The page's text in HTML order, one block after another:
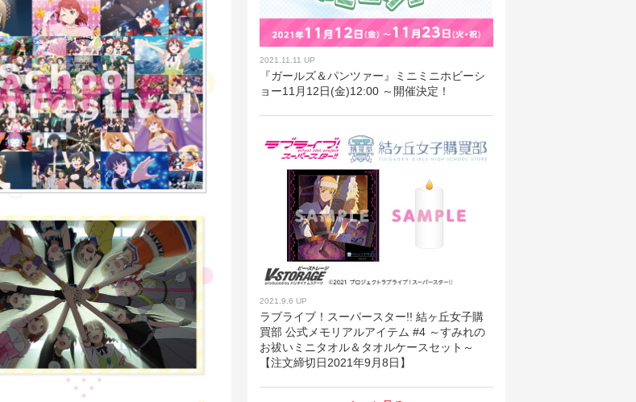
2021.11.11 UP
『ガールズ＆パンツァー』ミニミニホビーシ
ョー11月12日(金)12:00 ～開催決定！
2021.9.6 UP
ラブライブ！スーパースター!! 結ヶ丘女子購
買部 公式メモリアルアイテム #4 ～すみれの
お祓いミニタオル＆タオルケースセット～
【注文締切日2021年9月8日】